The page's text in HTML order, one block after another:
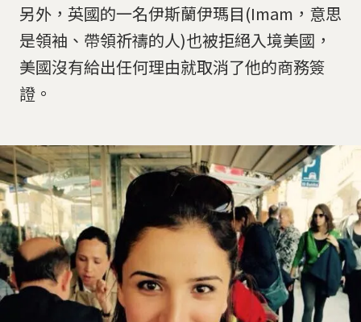
另外，英國的一名伊斯蘭伊瑪目(Imam，意思
是領袖、帶領祈禱的人)也被拒絕入境美國，
美國沒有給出任何理由就取消了他的商務簽
證。